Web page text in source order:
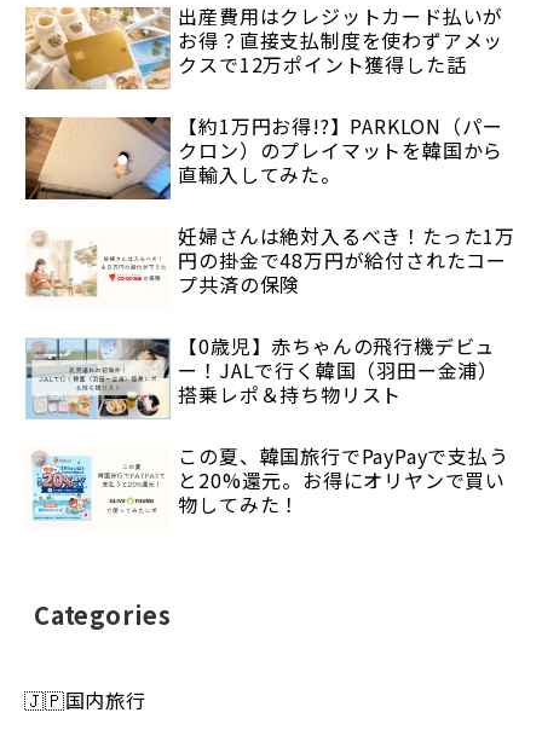
出産費用はクレジットカード払いが
お得？直接支払制度を使わずアメッ
クスで12万ポイント獲得した話
【約1万円お得!?】PARKLON（パー
クロン）のプレイマットを韓国から
直輸入してみた。
妊婦さんは絶対入るべき！たった1万
円の掛金で48万円が給付されたコー
プ共済の保険
【0歳児】赤ちゃんの飛行機デビュ
ー！JALで行く韓国（羽田ー金浦）
搭乗レポ＆持ち物リスト
この夏、韓国旅行でPayPayで支払う
と20%還元。お得にオリヤンで買い
物してみた！
Categories
🇯🇵国内旅行